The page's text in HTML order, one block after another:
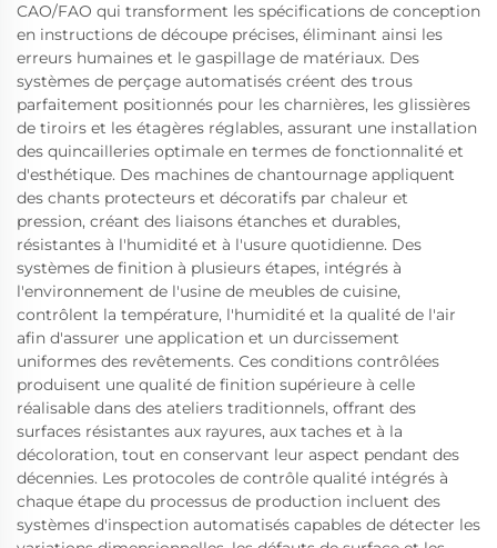
CAO/FAO qui transforment les spécifications de conception
en instructions de découpe précises, éliminant ainsi les
erreurs humaines et le gaspillage de matériaux. Des
systèmes de perçage automatisés créent des trous
parfaitement positionnés pour les charnières, les glissières
de tiroirs et les étagères réglables, assurant une installation
des quincailleries optimale en termes de fonctionnalité et
d'esthétique. Des machines de chantournage appliquent
des chants protecteurs et décoratifs par chaleur et
pression, créant des liaisons étanches et durables,
résistantes à l'humidité et à l'usure quotidienne. Des
systèmes de finition à plusieurs étapes, intégrés à
l'environnement de l'usine de meubles de cuisine,
contrôlent la température, l'humidité et la qualité de l'air
afin d'assurer une application et un durcissement
uniformes des revêtements. Ces conditions contrôlées
produisent une qualité de finition supérieure à celle
réalisable dans des ateliers traditionnels, offrant des
surfaces résistantes aux rayures, aux taches et à la
décoloration, tout en conservant leur aspect pendant des
décennies. Les protocoles de contrôle qualité intégrés à
chaque étape du processus de production incluent des
systèmes d'inspection automatisés capables de détecter les